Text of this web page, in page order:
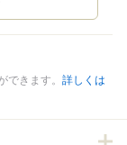
できます。 詳しくは